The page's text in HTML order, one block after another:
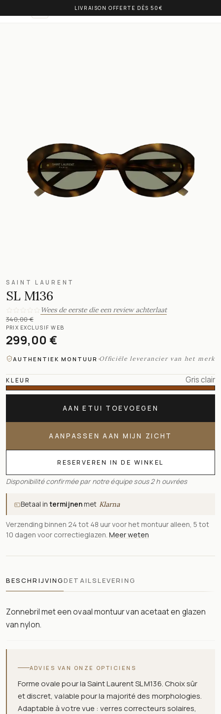
LIVRAISON OFFERTE DÈS 50€
OLIVIA BALM
SAINT LAURENT
SL M136
Wees de eerste die een review achterlaat
340,00 €
PRIX EXCLUSIF WEB
299,00 €
AUTHENTIEK MONTUUR ·Officiële leverancier van het merk
KLEUR Gris clair
AAN ETUI TOEVOEGEN
AANPASSEN AAN MIJN ZICHT
RESERVEREN IN DE WINKEL
Disponibilité confirmée par notre équipe sous 2 h ouvrées
Betaal intermijnenmet Klarna
Verzending binnen 24 tot 48 uur voor het montuur alleen, 5 tot
10 dagen voor correctieglazen. Meer weten
BESCHRIJVINGDETAILSLEVERING
Zonnebril met een ovaal montuur van acetaat en glazen
van nylon.
ADVIES VAN ONZE OPTICIENS
Forme ovale pour la Saint Laurent SL M136. Choix sûr
et discret, valable pour la majorité des morphologies.
Adaptable à votre vue : verres correcteurs solaires,